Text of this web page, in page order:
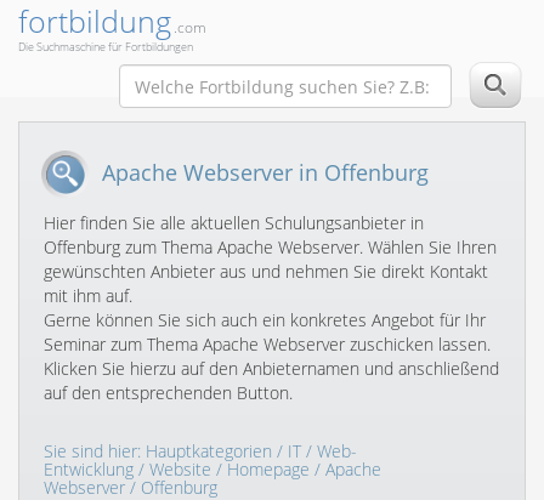
fortbildung.com
Die Suchmaschine für Fortbildungen
Apache Webserver in Offenburg
Hier finden Sie alle aktuellen Schulungsanbieter in
Offenburg zum Thema Apache Webserver. Wählen Sie Ihren
gewünschten Anbieter aus und nehmen Sie direkt Kontakt
mit ihm auf.
Gerne können Sie sich auch ein konkretes Angebot für Ihr
Seminar zum Thema Apache Webserver zuschicken lassen.
Klicken Sie hierzu auf den Anbieternamen und anschließend
auf den entsprechenden Button.
Sie sind hier: Hauptkategorien / IT/ Web-
Entwicklung / Website / Homepage / Apache
Webserver/ Offenburg